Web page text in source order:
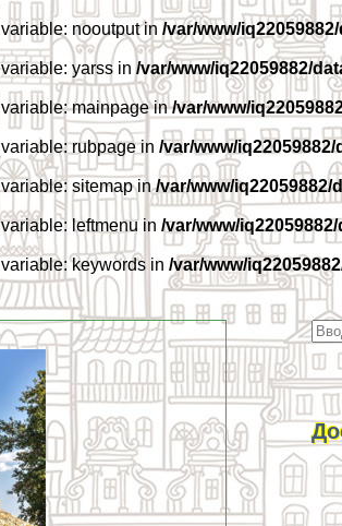
nooutput in /var/www/
yarss in /var/www/iq22059882/
mainpage in/var/www/
rubpage in /var/www/
sitemap in/var/www/
leftmenu in /var/www/
keywords in /var/www/